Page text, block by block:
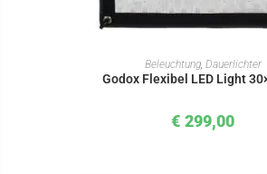
IN DEN WARENKORB
Beleuchtung, Dauerlichter
Godox Flexibel LED Light
€ 299,00